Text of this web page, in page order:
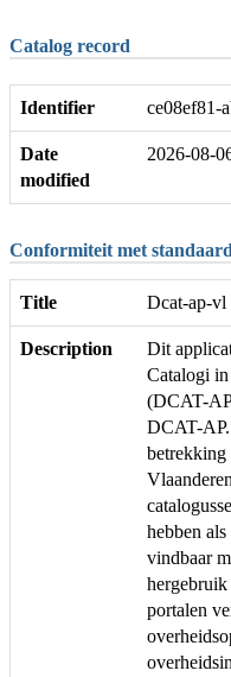
Catalog record
Identifier ce08ef81-
Date
modified
2026-08-
Conformiteit met standaard
Title Dcat-ap-vl
Description
Dit
Catalogi
(DCAT-
DCAT-
betrekking
hebben
vindbaar
hergebruik
portalen